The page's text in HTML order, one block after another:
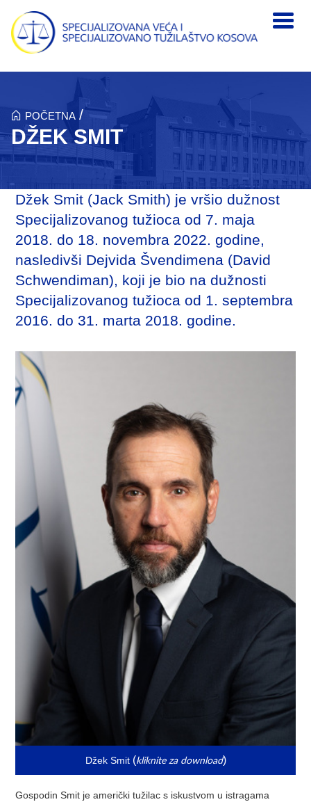
Skip to main content
POČETNA /
DŽEK SMIT
Džek Smit (Jack Smith) je vršio dužnost
Specijalizovanog tužioca od 7. maja
2018. do 18. novembra 2022. godine,
nasledivši Dejvida Švendimena (David
Schwendiman), koji je bio na dužnosti
Specijalizovanog tužioca od 1. septembra
2016. do 31. marta 2018. godine.
Džek Smit(kliknite za download)
Gospodin Smit je američki tužilac s iskustvom u istragama